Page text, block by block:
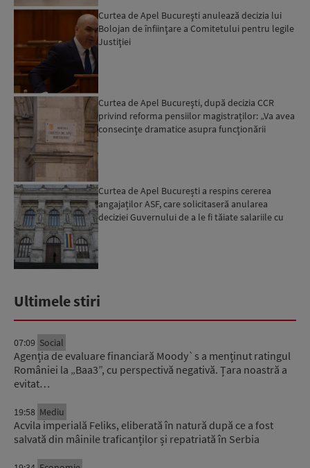
Curtea de Apel Bucureşti anulează decizia lui
Bolojan de înfiinţare a Comitetului pentru legile
Justiţiei
Curtea de Apel Bucureşti, după decizia CCR
privind reforma pensiilor magistraților: „Va avea
consecinţe dramatice asupra funcţionării
Curtea de Apel București a respins cererea
angajaților ASF, care solicitaseră anularea
deciziei Guvernului de a le fi tăiate salariile cu
Ultimele stiri
07:09 Social
Agenția de evaluare financiară Moody`s a menținut ratingul
României la „Baa3”, cu perspectivă negativă. Țara noastră a
evitat…
19:58 Mediu
Acvila imperială Feliks, eliberată în natură după ce a fost
salvată din mâinile traficanților și repatriată în Serbia